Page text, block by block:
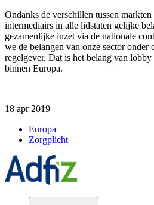
Ondanks de verschillen tussen
intermediairs in alle lidstaten gelijke
gezamenlijke inzet via de nationale
we de belangen van onze sector onder
regelgever. Dat is het belang van
binnen Europa.
18 apr 2019
Europa
Zorgplicht